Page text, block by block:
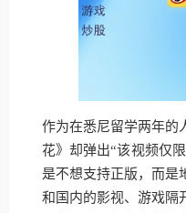
作为在悉尼留学两年的
花》却弹出“该视频仅
是不想支持正版，而是
和国内的影视、游戏隔